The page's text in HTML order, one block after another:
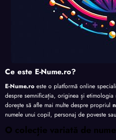
Ce este E-Nume.ro?
E-Nume.ro este o platformă online
despre semnificația, originea și
dorește să afle mai multe despre propriul
numele unui copil, personaj de poveste
O colecție variată de nume